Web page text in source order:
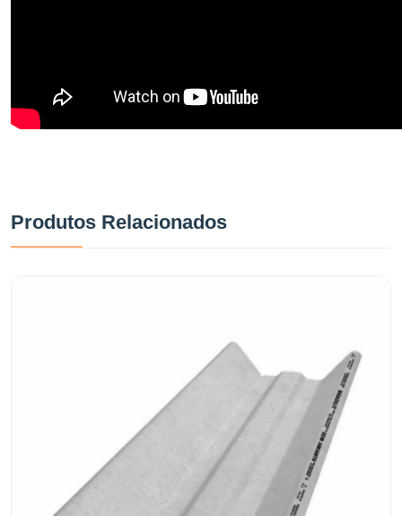
Produtos Relacionados